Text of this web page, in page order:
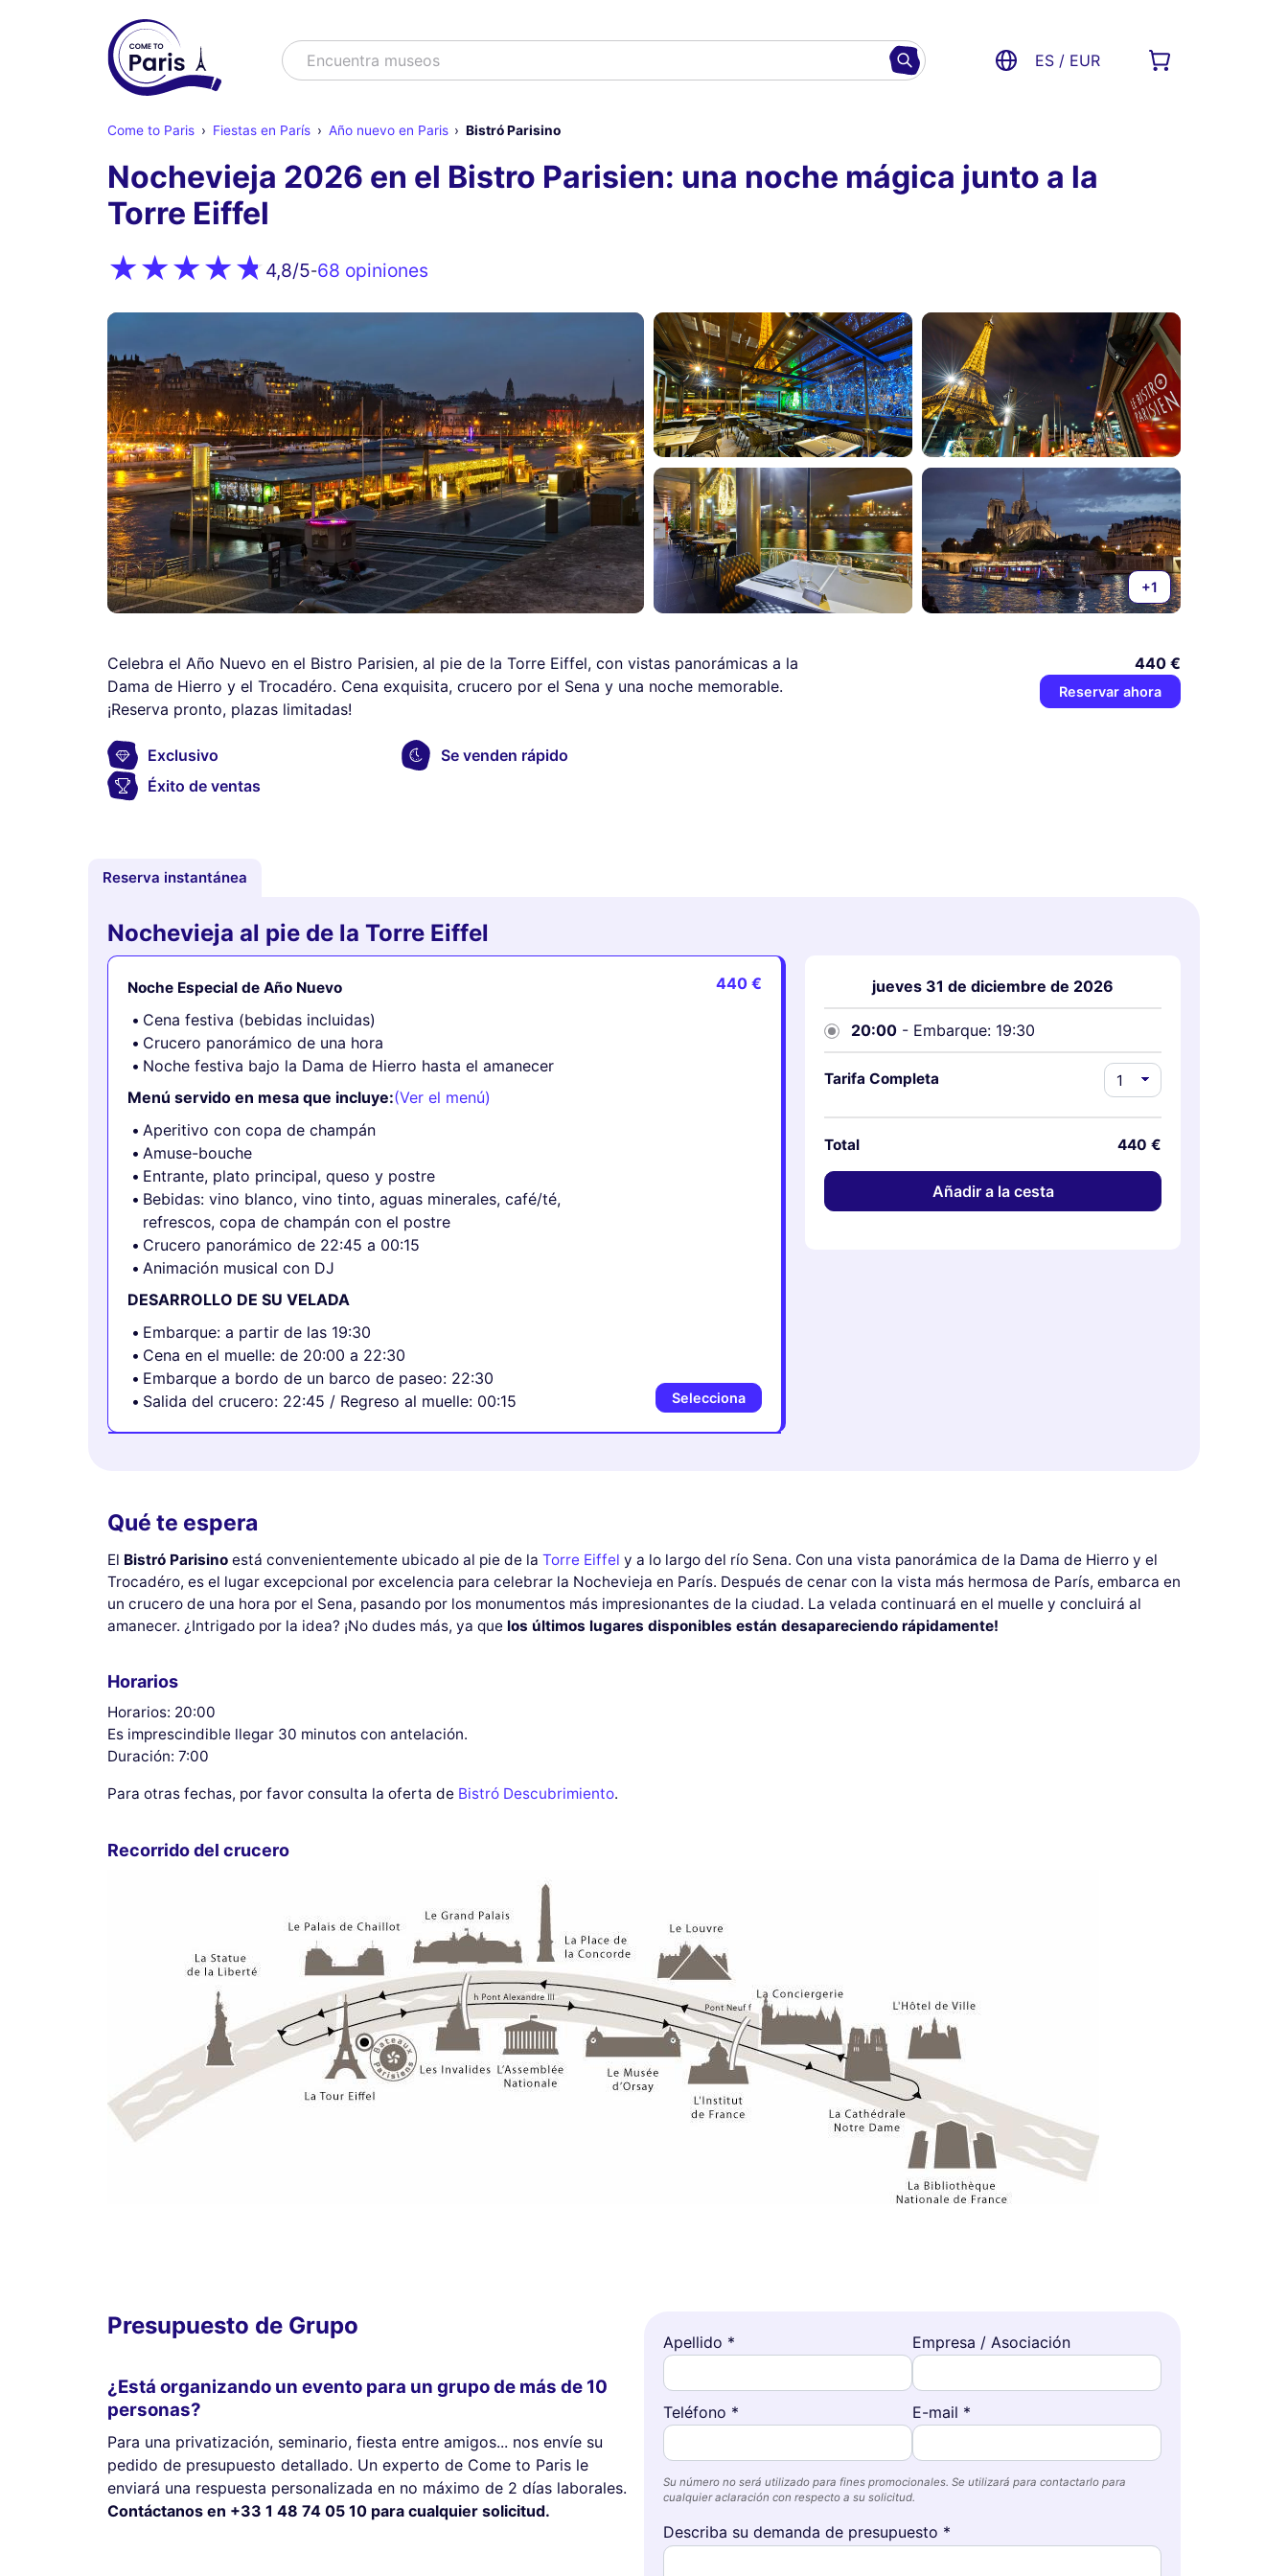
BuscarEncuentra es ES / EUR
Come to Paris Fiestas en París Año nuevo en Paris Bistró Parisino
Nochevieja 2026 en el Bistro Parisien: una noche mágica junto a la
Torre Eiffel
4,8/5-68 opiniones
+1
Celebra el Año Nuevo en el Bistro Parisien, al pie de la Torre Eiffel, con vistas panorámicas a la
Dama de Hierro y el Trocadéro. Cena exquisita, crucero por el Sena y una noche memorable.
¡Reserva pronto, plazas limitadas!
Exclusivo
Se venden rápido
Éxito de ventas
440 €
Reservar ahora
Reserva instantánea
Nochevieja al pie de la Torre Eiffel
Noche Especial de Año Nuevo
Cena festiva (bebidas incluidas)
Crucero panorámico de una hora
Noche festiva bajo la Dama de Hierro hasta el amanecer
Menú servido en mesa que incluye:(Ver el menú)
Aperitivo con copa de champán
Amuse-bouche
Entrante, plato principal, queso y postre
Bebidas: vino blanco, vino tinto, aguas minerales, café/té,
refrescos, copa de champán con el postre
Crucero panorámico de 22:45 a 00:15
Animación musical con DJ
DESARROLLO DE SU VELADA
Embarque: a partir de las 19:30
Cena en el muelle: de 20:00 a 22:30
Embarque a bordo de un barco de paseo: 22:30
Salida del crucero: 22:45 / Regreso al muelle: 00:15
440 €
Selecciona
jueves 31 de diciembre de 2026
20:00- Embarque: 19:30
Tarifa Completa
Total 440 €
Añadir a la cesta
Qué te espera
El Bistró Parisino está convenientemente ubicado al pie de la Torre Eiffel y a lo largo del río Sena. Con una vista panorámica de la Dama de Hierro y el
Trocadéro, es el lugar excepcional por excelencia para celebrar la Nochevieja en París. Después de cenar con la vista más hermosa de París, embarca en
un crucero de una hora por el Sena, pasando por los monumentos más impresionantes de la ciudad. La velada continuará en el muelle y concluirá al
amanecer. ¿Intrigado por la idea? ¡No dudes más, ya que los últimos lugares disponibles están desapareciendo rápidamente!
Horarios
Horarios: 20:00
Es imprescindible llegar 30 minutos con antelación.
Duración: 7:00
Para otras fechas, por favor consulta la oferta de Bistró Descubrimiento.
Recorrido del crucero
Presupuesto de Grupo
¿Está organizando un evento para un grupo de más de 10
personas?
Para una privatización, seminario, fiesta entre amigos... nos envíe su
pedido de presupuesto detallado. Un experto de Come to Paris le
enviará una respuesta personalizada en no máximo de 2 días laborales.
Contáctanos en +33 1 48 74 05 10 para cualquier solicitud.
Apellido * Empresa / Asociación
Teléfono * E-mail *
Su número no será utilizado para fines promocionales. Se utilizará para contactarlo para
cualquier aclaración con respecto a su solicitud.
Describa su demanda de presupuesto *